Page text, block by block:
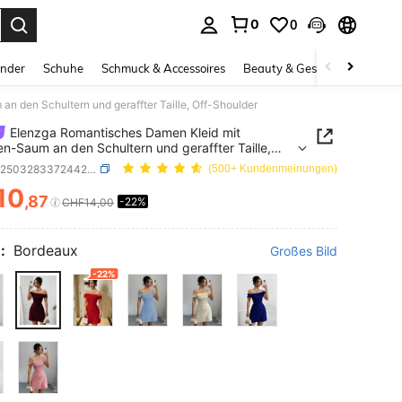
0 0
Schuhe Schmuck & Accessoires Beauty & Gesundheit
den Schultern und geraffter Taille, Off-Shoulder
Elenzga Romantisches Damen Kleid mit
Saum an den Schultern und geraffter Taille,
SKU: sz25032833724427547 (500+ Kundenmeinungen)
AND AVAILABILITY
,87 CHF14,00 -22%
Bordeaux Großes Bild
-22%